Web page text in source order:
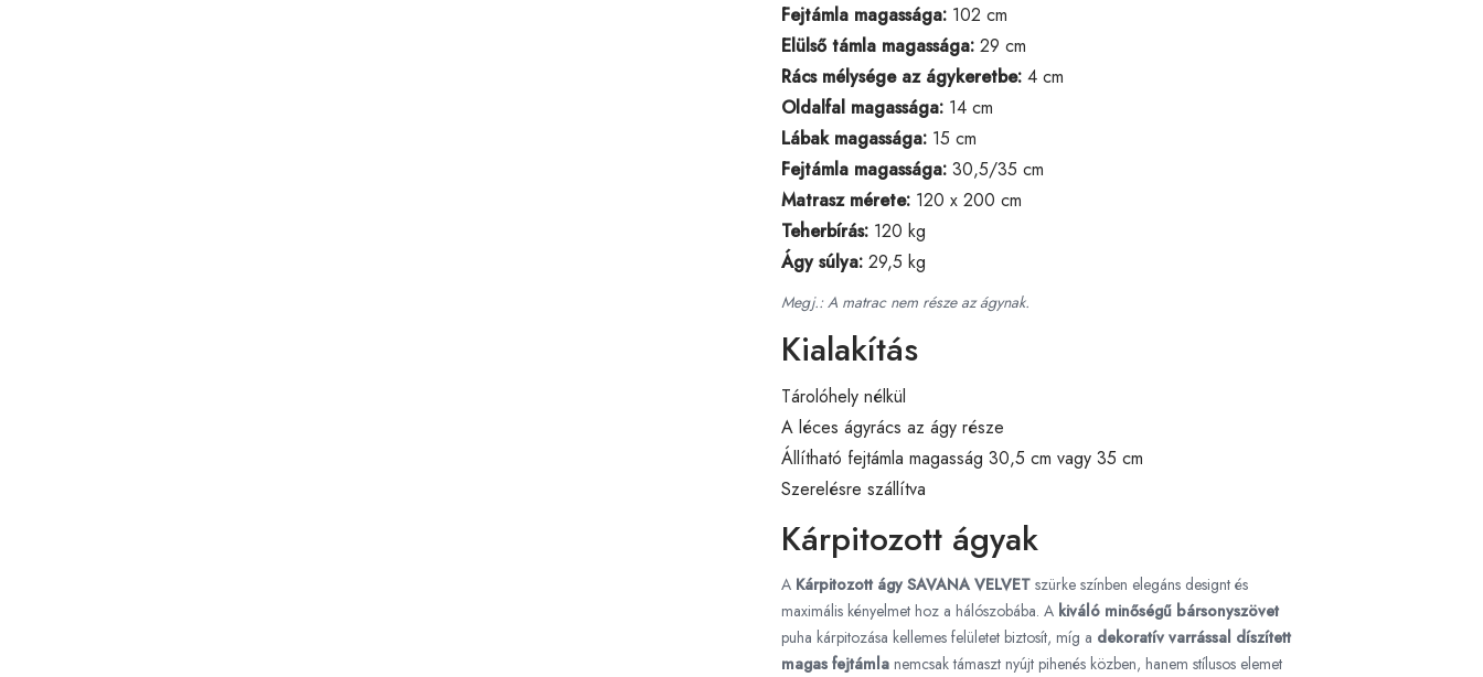
Fejtámla magassága: 102 cm
Elülső támla magassága: 29 cm
Rács mélysége az ágykeretbe: 4 cm
Oldalfal magassága: 14 cm
Lábak magassága: 15 cm
Fejtámla magassága: 30,5/35 cm
Matrasz mérete: 120 x 200 cm
Teherbírás: 120 kg
Ágy súlya: 29,5 kg
Megj.: A matrac nem része az ágynak.
Kialakítás
Tárolóhely nélkül
A léces ágyrács az ágy része
Állítható fejtámla magasság 30,5 cm vagy 35 cm
Szerelésre szállítva
Kárpitozott ágyak
A Kárpitozott ágy SAVANA VELVET szürke színben elegáns designt és
maximális kényelmet hoz a hálószobába. A kiváló minőségű bársonyszövet
puha kárpitozása kellemes felületet biztosít, míg a dekoratív varrással díszített
magas fejtámla nemcsak támaszt nyújt pihenés közben, hanem stílusos elemet